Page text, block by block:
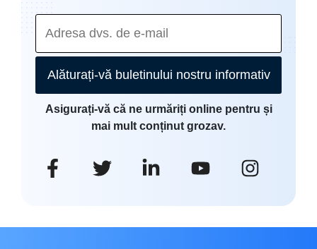
Alăturați-vă buletinului nostru informativ
Asigurați-vă că ne urmăriți online pentru și
mai mult conținut grozav.